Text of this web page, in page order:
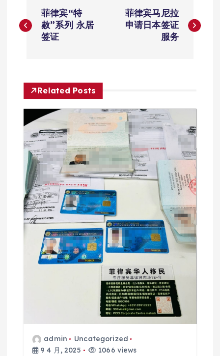
章
航
菲律宾“特
赦”系列 永居
签证
菲律宾马尼拉
申请日本签证
服务
Related Posts
admin
Uncategorized
9 4 月, 2025
1066 views